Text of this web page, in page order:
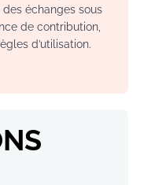
échanges sous
de contribution,
d’utilisation.